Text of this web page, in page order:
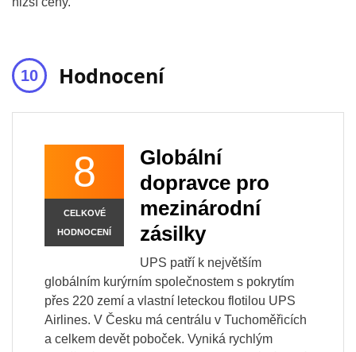
Hodnocení
8
CELKOVÉ
HODNOCENÍ
Globální
dopravce pro
mezinárodní
zásilky
UPS patří k největším
globálním kurýrním společnostem s pokrytím
přes 220 zemí a vlastní leteckou flotilou UPS
Airlines. V Česku má centrálu v Tuchoměřicích
a celkem devět poboček. Vyniká rychlým